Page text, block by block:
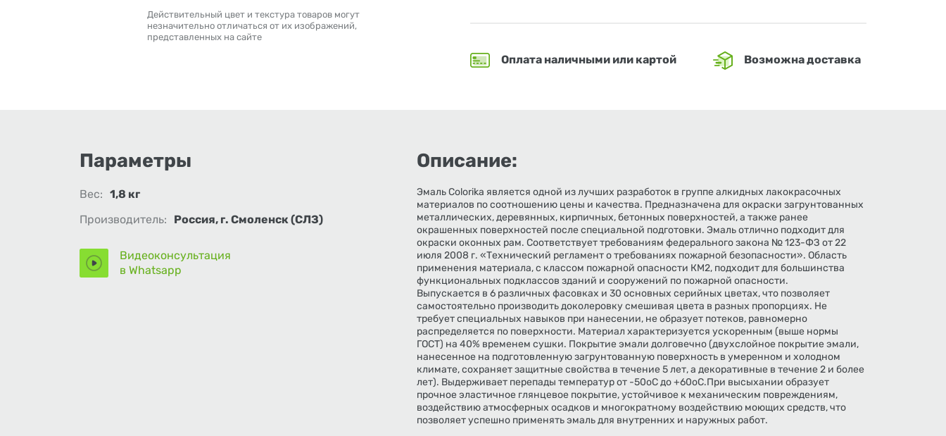
Действительный цвет и текстура товаров могут
незначительно отличаться от их изображений,
представленных на сайте
Оплата наличными или картой Возможна доставка
Параметры
Вес: 1,8 кг
Производитель:
Россия, г. Смоленск (СЛЗ)
Видеоконсультация
в Whatsapp
Описание:
Эмаль Colorika является одной из лучших разработок в группе алкидных лакокрасочных
материалов по соотношению цены и качества. Предназначена для окраски загрунтованных
металлических, деревянных, кирпичных, бетонных поверхностей, а также ранее
окрашенных поверхностей после специальной подготовки. Эмаль отлично подходит для
окраски оконных рам. Соответствует требованиям федерального закона № 123-ФЗ от 22
июля 2008 г. «Технический регламент о требованиях пожарной безопасности». Область
применения материала, с классом пожарной опасности КМ2, подходит для большинства
функциональных подклассов зданий и сооружений по пожарной опасности.
Выпускается в 6 различных фасовках и 30 основных серийных цветах, что позволяет
самостоятельно производить доколеровку смешивая цвета в разных пропорциях. Не
требует специальных навыков при нанесении, не образует потеков, равномерно
распределяется по поверхности. Материал характеризуется ускоренным (выше нормы
ГОСТ) на 40% временем сушки. Покрытие эмали долговечно (двухслойное покрытие эмали,
нанесенное на подготовленную загрунтованную поверхность в умеренном и холодном
климате, сохраняет защитные свойства в течение 5 лет, а декоративные в течение 2 и более
лет). Выдерживает перепады температур от -50оС до +60оС.При высыхании образует
прочное эластичное глянцевое покрытие, устойчивое к механическим повреждениям,
воздействию атмосферных осадков и многократному воздействию моющих средств, что
позволяет успешно применять эмаль для внутренних и наружных работ.